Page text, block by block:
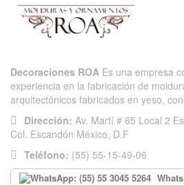
Decoraciones ROA Es una empresa
experiencia en la fabricación de
arquitectónicos fabricados en yeso,
Dirección: Av. Martí # 65 Local 2
Col. Escandón México, D.F
Teléfono: (55) 55-15-49-06